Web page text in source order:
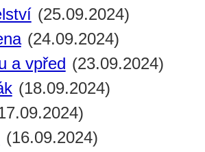
(25.09.2024)
(24.09.2024)
a vpřed (23.09.2024)
(18.09.2024)
(16.09.2024)